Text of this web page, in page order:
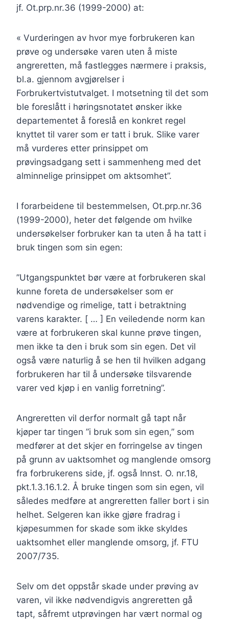
jf. Ot.prp.nr.36 (1999-2000) at:
« Vurderingen av hvor mye forbrukeren kan
prøve og undersøke varen uten å miste
angreretten, må fastlegges nærmere i praksis,
bl.a. gjennom avgjørelser i
Forbrukertvistutvalget. I motsetning til det som
ble foreslått i høringsnotatet ønsker ikke
departementet å foreslå en konkret regel
knyttet til varer som er tatt i bruk. Slike varer
må vurderes etter prinsippet om
prøvingsadgang sett i sammenheng med det
alminnelige prinsippet om aktsomhet”.
I forarbeidene til bestemmelsen, Ot.prp.nr.36
(1999-2000), heter det følgende om hvilke
undersøkelser forbruker kan ta uten å ha tatt i
bruk tingen som sin egen:
”Utgangspunktet bør være at forbrukeren skal
kunne foreta de undersøkelser som er
nødvendige og rimelige, tatt i betraktning
varens karakter. [ … ] En veiledende norm kan
være at forbrukeren skal kunne prøve tingen,
men ikke ta den i bruk som sin egen. Det vil
også være naturlig å se hen til hvilken adgang
forbrukeren har til å undersøke tilsvarende
varer ved kjøp i en vanlig forretning”.
Angreretten vil derfor normalt gå tapt når
kjøper tar tingen ”i bruk som sin egen,” som
medfører at det skjer en forringelse av tingen
på grunn av uaktsomhet og manglende omsorg
fra forbrukerens side, jf. også Innst. O. nr.18,
pkt.1.3.16.1.2. Å bruke tingen som sin egen, vil
således medføre at angreretten faller bort i sin
helhet. Selgeren kan ikke gjøre fradrag i
kjøpesummen for skade som ikke skyldes
uaktsomhet eller manglende omsorg, jf. FTU
2007/735.
Selv om det oppstår skade under prøving av
varen, vil ikke nødvendigvis angreretten gå
tapt, såfremt utprøvingen har vært normal og